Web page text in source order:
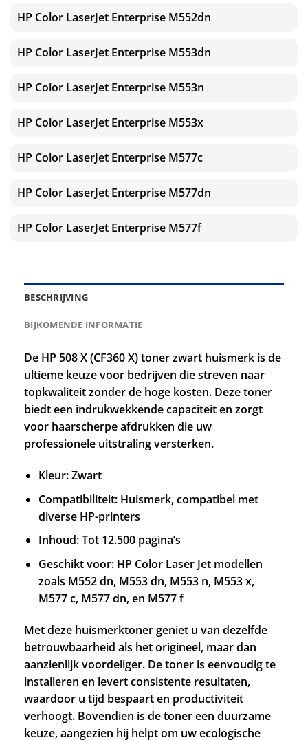
HP Color LaserJet Enterprise M552dn
HP Color LaserJet Enterprise M553dn
HP Color LaserJet Enterprise M553n
HP Color LaserJet Enterprise M553x
HP Color LaserJet Enterprise M577c
HP Color LaserJet Enterprise M577dn
HP Color LaserJet Enterprise M577f
BESCHRIJVING
BIJKOMENDE INFORMATIE
De HP 508 X (CF360 X) toner zwart huismerk is de
ultieme keuze voor bedrijven die streven naar
topkwaliteit zonder de hoge kosten. Deze toner
biedt een indrukwekkende capaciteit en zorgt
voor haarscherpe afdrukken die uw
professionele uitstraling versterken.
Kleur: Zwart
Compatibiliteit: Huismerk, compatibel met
diverse HP-printers
Inhoud: Tot 12.500 pagina’s
Geschikt voor: HP Color Laser Jet modellen
zoals M552 dn, M553 dn, M553 n, M553 x,
M577 c, M577 dn, en M577 f
Met deze huismerktoner geniet u van dezelfde
betrouwbaarheid als het origineel, maar dan
aanzienlijk voordeliger. De toner is eenvoudig te
installeren en levert consistente resultaten,
waardoor u tijd bespaart en productiviteit
verhoogt. Bovendien is de toner een duurzame
keuze, aangezien hij helpt om uw ecologische